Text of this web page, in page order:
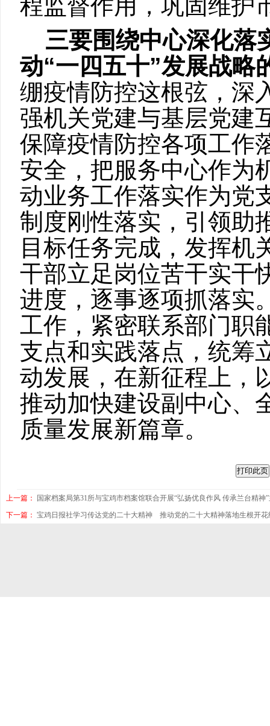
程监督作用，巩固维护
三要围绕中心深化落
动“一四五十”发展战略
绷疫情防控这根弦，深
强机关党建与基层党建
保障疫情防控各项工作
安全，把服务中心作为
动业务工作落实作为党
制度刚性落实，引领助
目标任务完成，发挥机
干部立足岗位苦干实干
进度，逐事逐项抓落实
工作，紧密联系部门职
支点和实践落点，统筹
动发展，在新征程上，
推动加快建设副中心、
质量发展新篇章。
上一篇：
国家档案局第31所与宝鸡市档案馆联合开展“弘扬优良作风 传承兰台精神
下一篇： 宝鸡日报社学习传达党的二十大精神 推动党的二十大精神落地生根开花